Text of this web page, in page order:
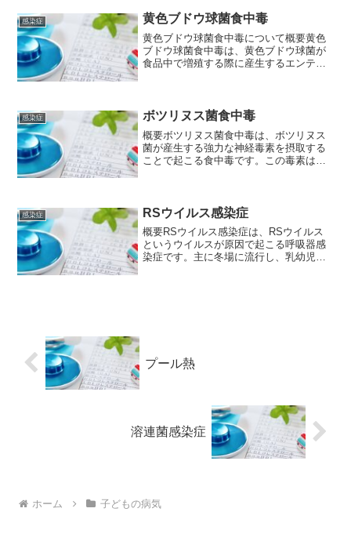
しても無症状の場合が多...
感染症 黄色ブドウ球菌食中毒
黄色ブドウ球菌食中毒について概要黄色
ブドウ球菌食中毒は、黄色ブドウ球菌が
食品中で増殖する際に産生するエンテロ
熱しても分解されません。...
感染症 ボツリヌス菌食中毒
概要ボツリヌス菌食中毒は、ボツリヌス
菌が産生する強力な神経毒素を摂取する
ことで起こる食中毒です。この毒素は、
ス菌は、土壌や河川、湖沼...
感染症 RSウイルス感染症
概要RSウイルス感染症は、RSウイルス
というウイルスが原因で起こる呼吸器感
染症です。主に冬場に流行し、乳幼児に
プール熱
溶連菌感染症
ホーム 子どもの病気